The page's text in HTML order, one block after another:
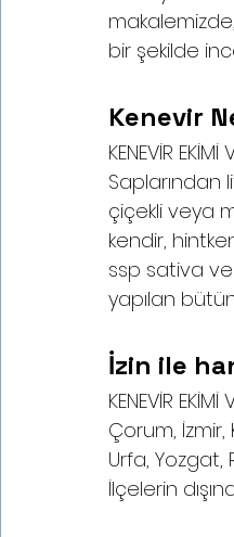
bir şekilde
Kenevir
KENEVİR
Saplarından
çiçekli veya
kendir,
ssp sativa
yapılan
İzin ile
KENEVİR
Çorum,
Urfa, Yozgat,
İlçelerin